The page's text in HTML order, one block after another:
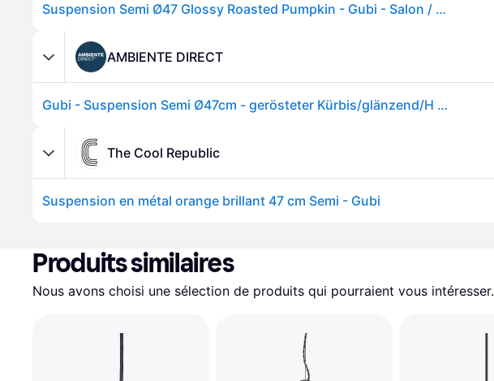
Suspension Semi Ø47 Glossy Roasted Pumpkin - Gubi - Salon / séjour - Design - Métal - À ampoule unique
AMBIENTE DIRECT
Gubi - Suspension Semi Ø47cm - gerösteter Kürbis/glänzend/H x Ø 23,5x47cm/Baldachin schwarz H x Ø 6x11,5cm/Stoffkabel schwarz
The Cool Republic
Suspension en métal orange brillant 47 cm Semi - Gubi
Produits similaires
Nous avons choisi une sélection de produits qui pourraient vous intéresser.